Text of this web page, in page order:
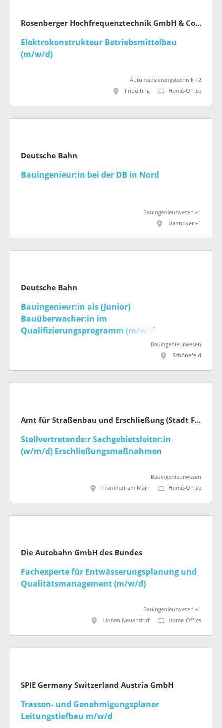
Rosenberger Hochfrequenztechnik GmbH & Co. KG
Elektrokonstrukteur Betriebsmittelbau
(m/w/d)
Automatisierungstechnik +2
Fridolfing
Home-Office
Deutsche Bahn
Bauingenieur:in bei der DB in Nord
Bauingenieurwesen +1
Hannover +1
Deutsche Bahn
Bauingenieur:in als (Junior)
Bauüberwacher:in im
Qualifizierungsprogramm (m/w/d)
Bauingenieurwesen
Schönefeld
Amt für Straßenbau und Erschließung (Stadt Frankfurt am Main)
Stellvertretende:r Sachgebietsleiter:in
(w/m/d) Erschließungsmaßnahmen
Bauingenieurwesen
Frankfurt am Main
Home-Office
Die Autobahn GmbH des Bundes
Fachexperte für Entwässerungsplanung und
Qualitätsmanagement (m/w/d)
Bauingenieurwesen +1
Hohen Neuendorf
Home-Office
SPIE Germany Switzerland Austria GmbH
Trassen- und Genehmigungsplaner
Leitungstiefbau m/w/d